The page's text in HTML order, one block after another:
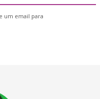
um email para